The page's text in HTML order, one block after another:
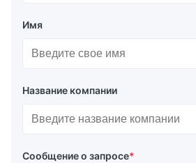
Имя
Название компании
Сообщение о запросе*